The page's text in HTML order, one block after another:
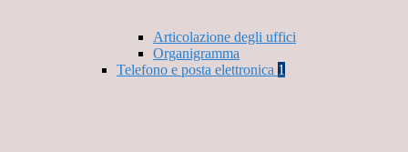
Articolazione degli uffici
Organigramma
Telefono e posta elettronica 1